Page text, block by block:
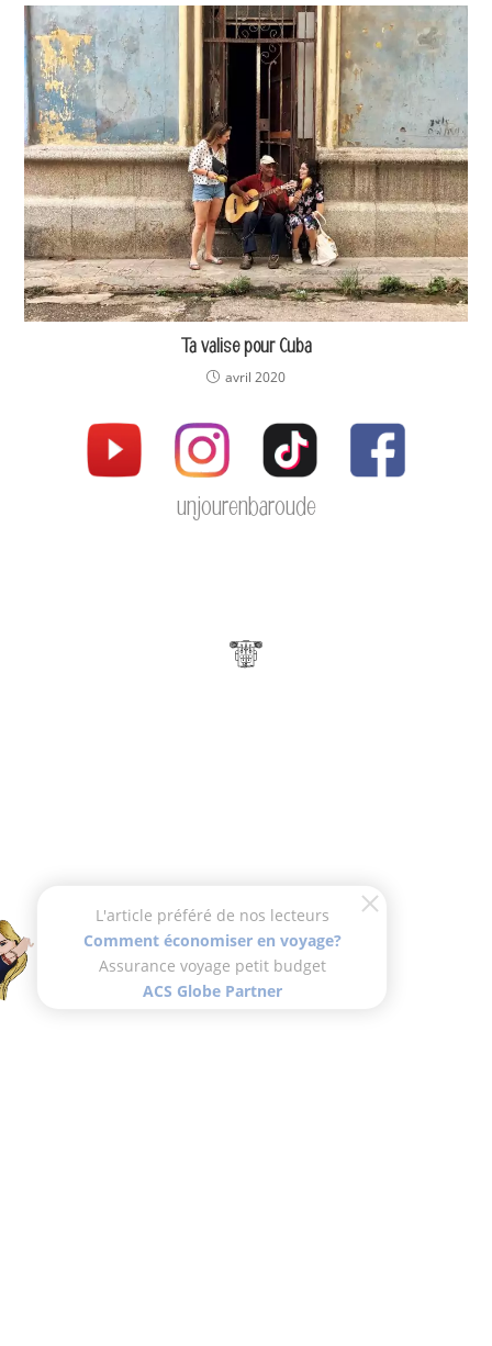
Ta valise pour Cuba
avril 2020
unjourenbaroude
L'article préféré de nos lecteurs
Comment économiser en voyage?
Assurance voyage petit budget
ACS Globe Partner